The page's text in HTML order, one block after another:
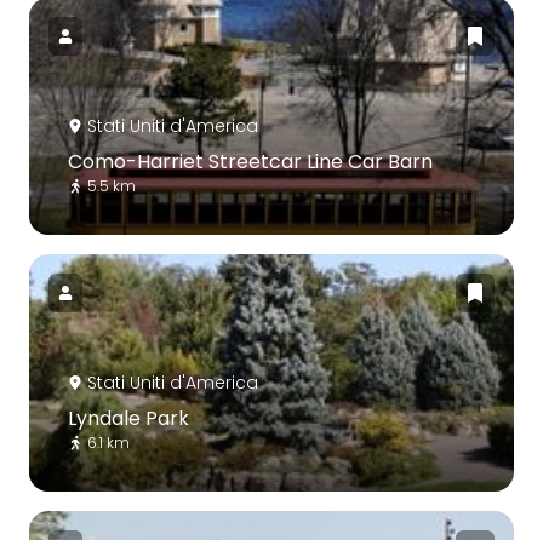
Stati Uniti d'America
Como-Harriet Streetcar Line Car Barn
5.5 km
Stati Uniti d'America
Lyndale Park
6.1 km